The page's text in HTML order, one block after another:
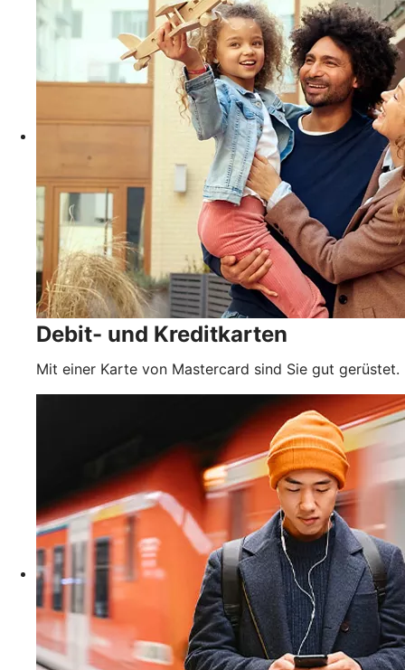
Debit- und Kreditkarten
Mit einer Karte von Mastercard sind Sie gut gerüstet.